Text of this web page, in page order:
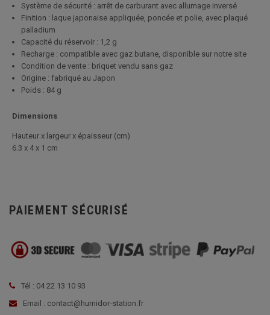
Système de sécurité : arrêt de carburant avec allumage inversé
Finition : laque japonaise appliquée, poncée et polie, avec plaqué
palladium
Capacité du réservoir : 1,2 g
Recharge : compatible avec gaz butane, disponible sur notre site
Condition de vente : briquet vendu sans gaz
Origine : fabriqué au Japon
Poids : 84 g
Dimensions
Hauteur x largeur x épaisseur (cm)
6.3 x 4 x 1 cm
PAIEMENT SÉCURISÉ
Tél : 04 22 13 10 93
Email : contact@humidor-station.fr